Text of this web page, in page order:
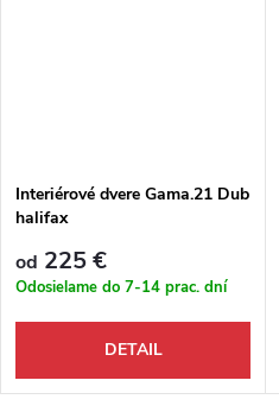
Interiérové dvere Gama.21 Dub
halifax
od 225 €
Odosielame do 7-14 prac. dní
DETAIL